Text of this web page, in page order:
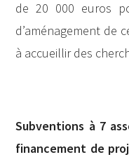
de 20 000 euros
d’aménagement de
à accueillir des
Subventions à 7
financement de